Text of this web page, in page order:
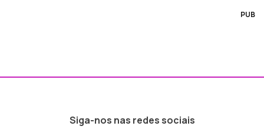
PUB
Siga-nos nas redes sociais